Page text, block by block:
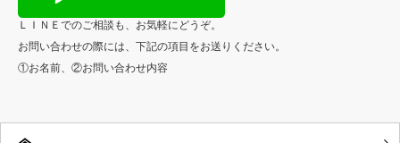
ＬＩＮＥでのご相談も、お気軽にどうぞ。
お問い合わせの際には、下記の項目をお送りください。
①お名前、②お問い合わせ内容